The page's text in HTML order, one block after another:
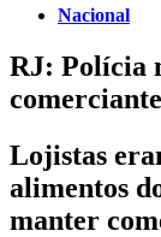
Nacional
RJ: Polícia
Lojistas
alimentos
manter